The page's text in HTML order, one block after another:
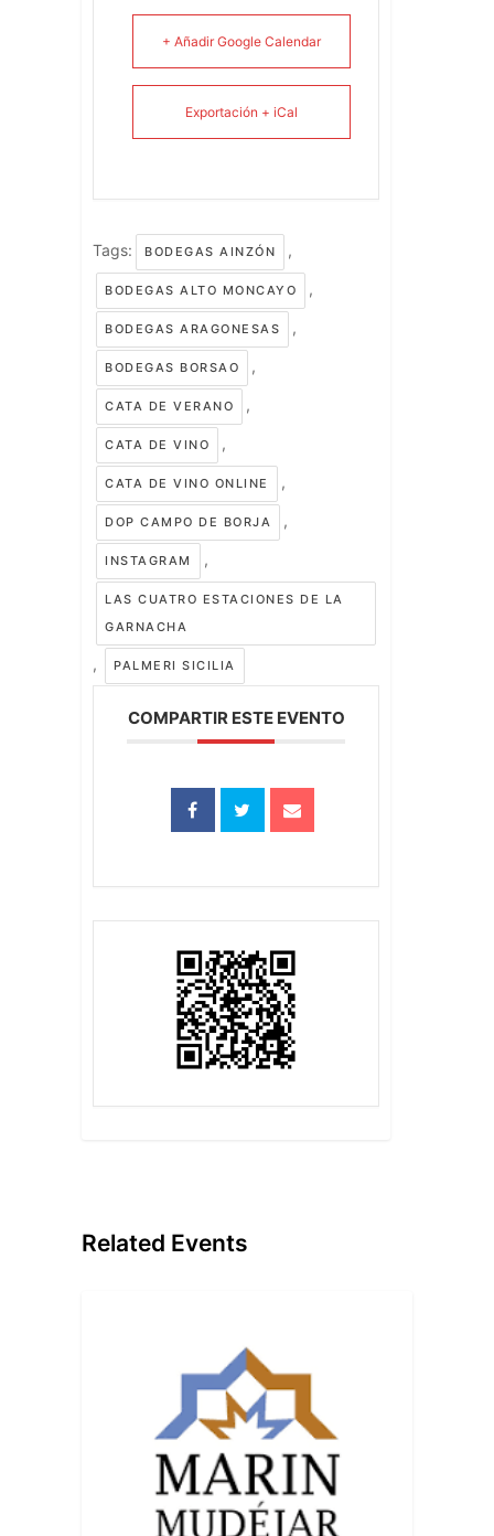
+ Añadir Google Calendar
Exportación + iCal
Tags: BODEGAS AINZÓN ,
BODEGAS ALTO MONCAYO ,
BODEGAS ARAGONESAS ,
BODEGAS BORSAO ,
CATA DE VERANO ,
CATA DE VINO ,
CATA DE VINO ONLINE ,
DOP CAMPO DE BORJA ,
INSTAGRAM ,
LAS CUATRO ESTACIONES DE LA
GARNACHA
, PALMERI SICILIA
COMPARTIR ESTE EVENTO
Related Events